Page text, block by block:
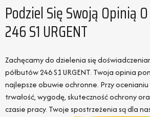
Podziel Się Swoją Opinią
246 S1 URGENT
Zachęcamy do dzielenia się
półbutów 246 S1 URGENT. Twoja opinia
najlepsze obuwie ochronne. Przy
trwałość, wygodę, skuteczność ochrony
czasie pracy. Twoje spostrzeżenia są dla